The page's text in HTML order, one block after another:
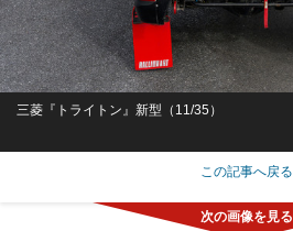
三菱『トライトン』新型（11/35）
この記事へ戻る